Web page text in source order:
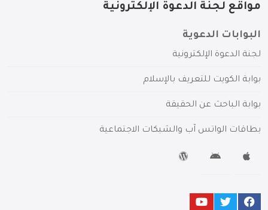
مواقع لجنة الدعوة الإلكترونية
البوابات الدعوية
لجنة الدعوة الإلكترونية
بوابة الكويت للتعريف بالإسلام
بوابة الباحث عن الحقيقة
بطاقات الواتس آب والشبكات الاجتماعية